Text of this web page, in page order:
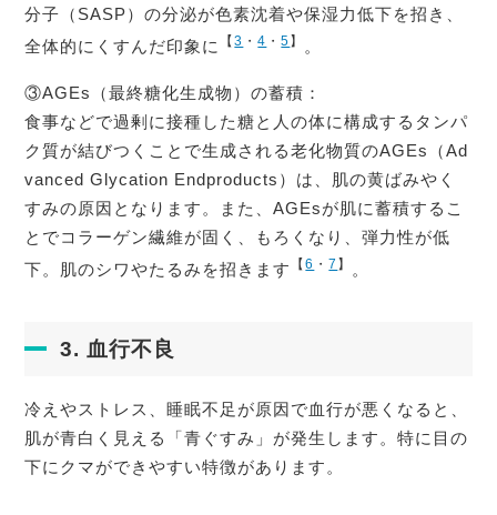
分子（SASP）の分泌が色素沈着や保湿力低下を招き、
全体的にくすんだ印象に
【3 ・4 ・5】 。
③AGEs（最終糖化生成物）の蓄積：
食事などで過剰に接種した糖と人の体に構成するタンパ
ク質が結びつくことで生成される老化物質のAGEs（Ad
vanced Glycation Endproducts）は、肌の黄ばみやく
すみの原因となります。また、AGEsが肌に蓄積するこ
とでコラーゲン繊維が固く、もろくなり、弾力性が低
下。肌のシワやたるみを招きます
【6 ・7 】 。
3. 血行不良
冷えやストレス、睡眠不足が原因で血行が悪くなると、
肌が青白く見える「青ぐすみ」が発生します。特に目の
下にクマができやすい特徴があります。